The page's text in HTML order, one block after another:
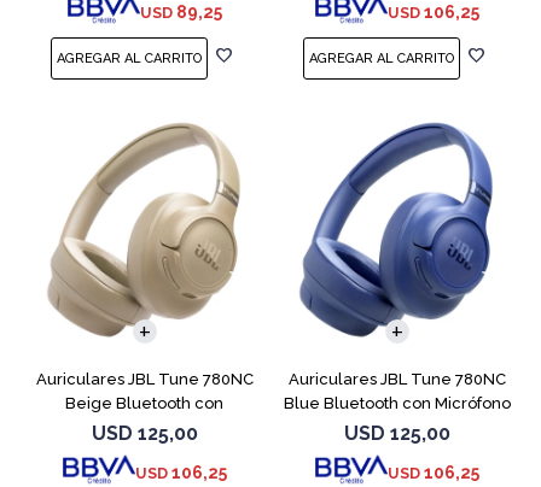
USD 89,25 USD 106,25
Auriculares JBL Tune 780NC
Beige Bluetooth con
Micrófono
USD 125,00
USD 106,25
Auriculares JBL Tune 780NC
Blue Bluetooth con Micrófono
USD 125,00
USD 106,25